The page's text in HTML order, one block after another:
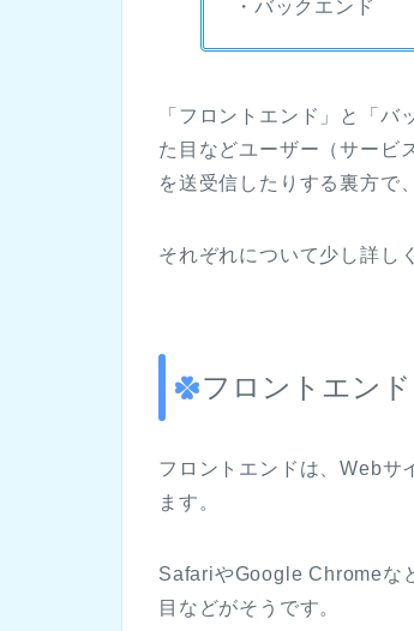
・バックエンド
「フロントエンド」と「
た目などユーザー（サービ
を送受信したりする裏方で
それぞれについて少し詳し
フロントエンド
フロントエンドは、Webサ
ます。
SafariやGoogle Chromeな
目などがそうです。